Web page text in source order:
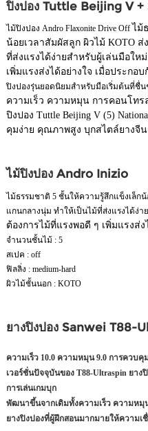
ปิงปอง Tuttle Beijing V
ไม้ปิงปอง Andro Flaxonite Drive Off ไม้
น้อยเวลาสัมผัสลูก ผิวไม้ KOTO
ที่ส่งแรงได้ง่ายสำหรับผู้เล่นมือให
เพิ่มแรงส่งได้อย่างใจ เมื่อประกอบ
ปิงปองรุ่นยอดนิยมสำหรับมือเริ่มต้นที่ชื่น
ความเร็ว ความหมุน การคอนโท
ปิงปอง Tuttle Beijing V (5)
คุมง่าย คุณภาพสูง บุกสไตล์ยางจีน
ไม้ปิงปอง Andro Inizio
ไม้ธรรมชาติ 5 ชั้นให้ความรู้สึกแข็งเล็กน้
แกนกลางนุ่ม ทำให้เป็นไม้ที่ส่งแรงได้ง่า
ต้องการไม้ที่แรงพอดี ๆ เพิ่มแรงส่ง
จำนวนชั้นไม้ : 5
สเปค : off
ฟิลลิ่ง : medium-hard
ผิวไม้ชั้นนอก : KOTO
ยางปิงปอง Sanwei T88-
ความเร็ว 10.0 ความหมุน 9.0 การควบคุ
เวอร์ชั่นปัจจุบันของ T88-Ultraspin ยา
การเล่นเกมบุก
พัฒนาขึ้นจากเดิมทั้งความเร็ว ความหมุ
ยางปิงปองที่ผู้ฝึกสอนมากมายให้ความเ